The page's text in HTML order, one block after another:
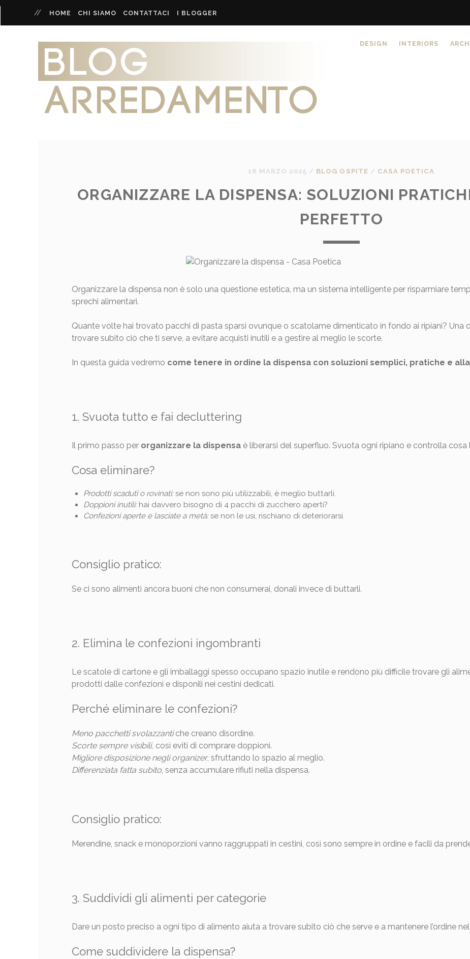
HOME CHI SIAMO CONTATTACI I BLOGGER
DESIGN INTERIORS
18 MARZO 2025 / BLOG OSPITE / CASA POETICA
ORGANIZZARE LA DISPENSA: SOLUZIONI
PERFETTO
Organizzare la dispensa non è solo una questione estetica, ma un sistema intelligente per risparmiare
sprechi alimentari.
Quante volte hai trovato pacchi di pasta sparsi ovunque o scatolame dimenticato in fondo ai ripiani? Una
trovare subito ciò che ti serve, a evitare acquisti inutili e a gestire al meglio le scorte.
In questa guida vedremo come tenere in ordine la dispensa con soluzioni semplici, pratiche e
1. Svuota tutto e fai decluttering
Il primo passo perorganizzare la dispensaè liberarsi del superfluo. Svuota ogni ripiano e controlla
Cosa eliminare?
Prodotti scaduti o rovinati:se non sono più utilizzabili, è meglio buttarli.
Doppioni inutili:hai davvero bisogno di 4 pacchi di zucchero aperti?
Confezioni aperte e lasciate a metà:se non le usi, rischiano di deteriorarsi.
Consiglio pratico:
Se ci sono alimenti ancora buoni che non consumerai, donali invece di buttarli.
2. Elimina le confezioni ingombranti
Le scatole di cartone e gli imballaggi spesso occupano spazio inutile e rendono più difficile trovare gli
prodotti dalle confezioni e disponili nei cestini dedicati.
Perché eliminare le confezioni?
Meno pacchetti svolazzantiche creano disordine.
Scorte sempre visibili, così eviti di comprare doppioni.
Migliore disposizione negli organizer, sfruttando lo spazio al meglio.
Differenziata fatta subito, senza accumulare rifiuti nella dispensa.
Consiglio pratico:
Merendine, snack e monoporzioni vanno raggruppati in cestini, così sono sempre in ordine e facili da
3. Suddividi gli alimenti per categorie
Dare un posto preciso a ogni tipo di alimento aiuta a trovare subito ciò che serve e a mantenere l’ordine
Come suddividere la dispensa?